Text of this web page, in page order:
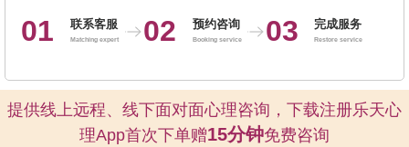
01 联系客服
Matching expert 02 预约咨询
Booking service 03 完成服务
Restore service
提供线上远程、线下面对面心理咨询，下载注册乐天心
理App首次下单赠15分钟免费咨询